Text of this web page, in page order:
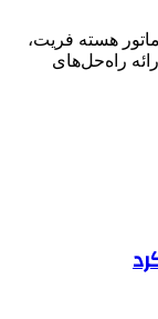
هسته فریت،
راه‌حل‌های